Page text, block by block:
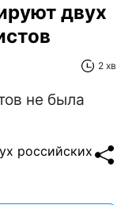
двух
2 хв
не была